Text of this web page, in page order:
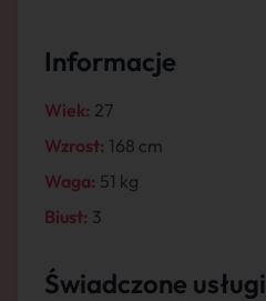
Informacje
Wiek: 27
Wzrost: 168 cm
Waga: 51 kg
Biust: 3
Świadczone usługi